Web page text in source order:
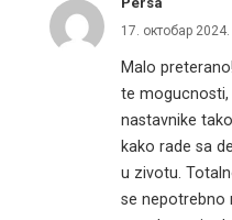
17. октобар
Malo
te mogucnosti,
nastavnike
kako rade sa
u zivotu.
se nepotrebno